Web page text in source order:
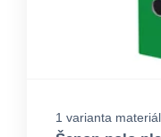
1 varianta